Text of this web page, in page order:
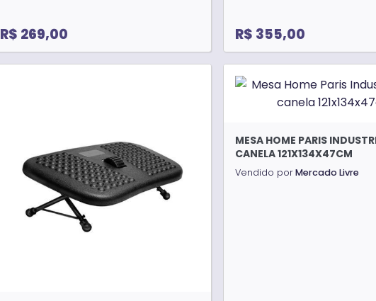
R$ 269,00 R$ 355,00
MESA HOME PARIS
CANELA 121X134X47CM
Vendido porMercado Livre